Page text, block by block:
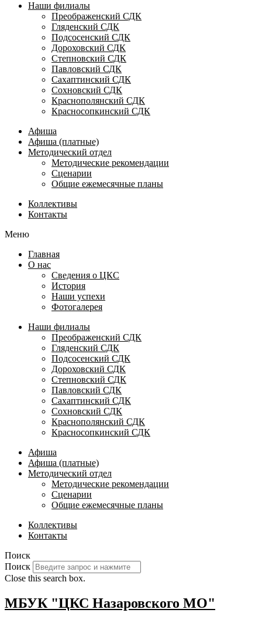
Наши филиалы
Преображенский СДК
Гляденский СДК
Подсосенский СДК
Дороховский СДК
Степновский СДК
Павловский СДК
Сахаптинский СДК
Сохновский СДК
Краснополянский СДК
Красносопкинский СДК
Афиша
Афиша (платные)
Методический отдел
Методические рекомендации
Сценарии
Общие ежемесячные планы
Коллективы
Контакты
Меню
Главная
О нас
Сведения о ЦКС
История
Наши успехи
Фотогалерея
Наши филиалы
Преображенский СДК
Гляденский СДК
Подсосенский СДК
Дороховский СДК
Степновский СДК
Павловский СДК
Сахаптинский СДК
Сохновский СДК
Краснополянский СДК
Красносопкинский СДК
Афиша
Афиша (платные)
Методический отдел
Методические рекомендации
Сценарии
Общие ежемесячные планы
Коллективы
Контакты
Поиск
Поиск
Close this search box.
МБУК "ЦКС Назаровского МО"